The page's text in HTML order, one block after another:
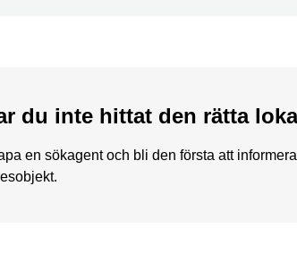
du inte hittat den rätta
en sökagent och bli den första att